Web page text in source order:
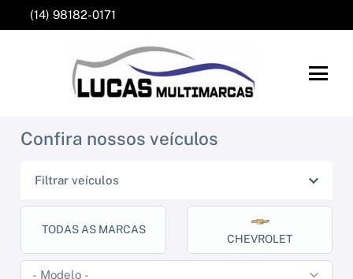
(14) 98182-0171
Confira nossos veículos
Filtrar veículos
TODAS AS MARCAS
CHEVROLET